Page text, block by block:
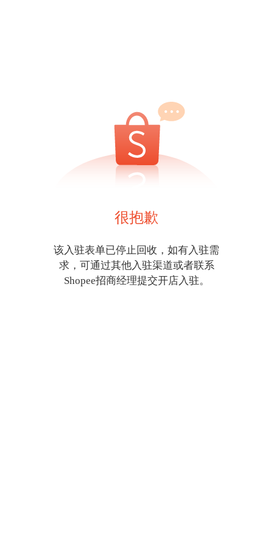
很抱歉
该入驻表单已停止回收，如有入驻需
求，可通过其他入驻渠道或者联系
Shopee招商经理提交开店入驻。